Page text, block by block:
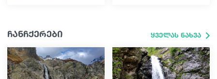
ჩანჩქერები ყველას ნახვა